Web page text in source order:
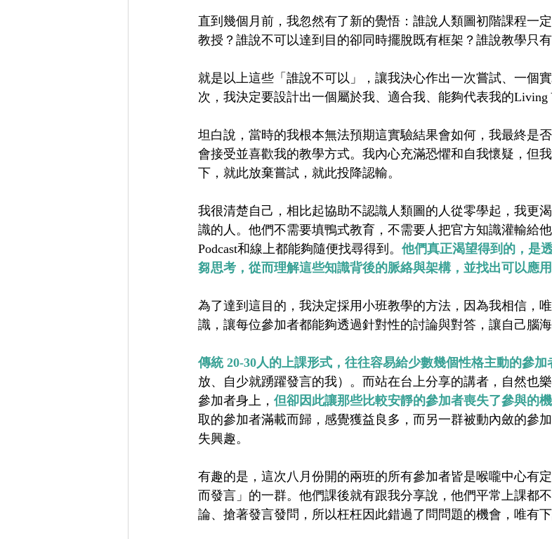
直到幾個月前，我忽然有了新的覺悟：誰說人類圖初階課程一
教授？誰說不可以達到目的卻同時擺脫既有框架？誰說教學只
就是以上這些「誰說不可以」，讓我決心作出一次嘗試、一個
次，我決定要設計出一個屬於我、適合我、能夠代表我的Living
坦白說，當時的我根本無法預期這實驗結果會如何，我最終是
會接受並喜歡我的教學方式。我內心充滿恐懼和自我懷疑，但
下，就此放棄嘗試，就此投降認輸。
我很清楚自己，相比起協助不認識人類圖的人從零學起，我更
識的人。他們不需要填鴨式教育，不需要人把官方知識灌輸給
Podcast和線上都能夠隨便找尋得到。 他們真正渴望得到的，是
芻思考，從而理解這些知識背後的脈絡與架構，並找出可以應用
為了達到這目的，我決定採用小班教學的方法，因為我相信，
識，讓每位參加者都能夠透過針對性的討論與對答，讓自己腦海
傳統 20-30人的上課形式，往往容易給少數幾個性格主動的參加
放、自少就踴躍發言的我）。而站在台上分享的講者，自然也
參加者身上， 但卻因此讓那些比較安靜的參加者喪失了參與的
取的參加者滿載而歸，感覺獲益良多，而另一群被動內斂的參
失興趣。
有趣的是，這次八月份開的兩班的所有參加者皆是喉嚨中心有
而發言」的一群。他們課後就有跟我分享說，他們平常上課都
論、搶著發言發問，所以枉枉因此錯過了問問題的機會，唯有